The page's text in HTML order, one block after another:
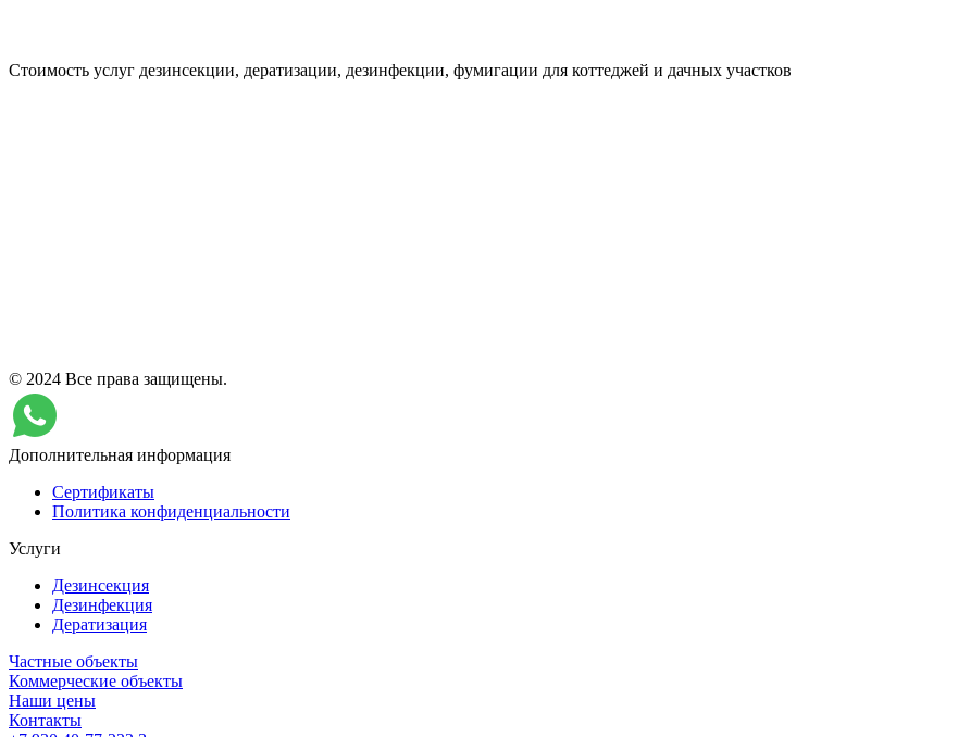
Стоимость услуг дезинсекции, дератизации, дезинфекции, фумигации для коттеджей и дачных участков
© 2024 Все права защищены.
Дополнительная информация
Сертификаты
Политика конфиденциальности
Услуги
Дезинсекция
Дезинфекция
Дератизация
Частные объекты
Коммерческие объекты
Наши цены
Контакты